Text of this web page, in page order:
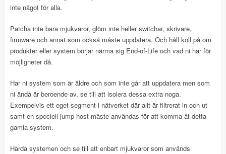
inte något för alla.
Patcha inte bara mjukvaror, glöm inte heller switchar, skrivare,
firmware och annat som också måste uppdatera. Och håll koll på om
produkter eller system börjar närma sig End-of-Life och vad ni har för
möjligheter då.
Har ni system som är äldre och som inte går att uppdatera men som
ni ändå är beroende av, se till att isolera dessa extra noga.
Exempelvis ett eget segment i nätverket där allt är filtrerat in och ut
samt en speciell jump-host måste användas för att komma åt detta
gamla system.
Härda systemen och se till att enbart mjukvaror som används